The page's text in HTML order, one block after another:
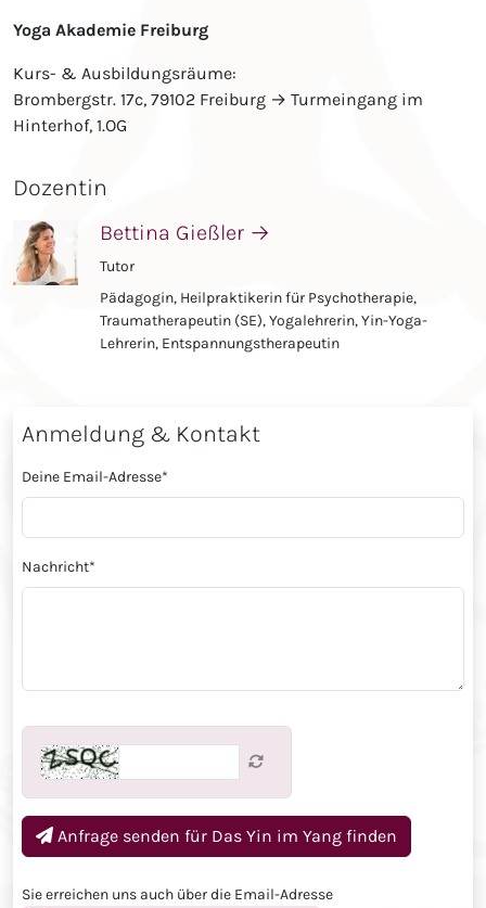
Yoga Akademie Freiburg
Kurs- & Ausbildungsräume:
Brombergstr. 17c, 79102 Freiburg → Turmeingang im
Hinterhof, 1.OG
Dozentin
Bettina Gießler →
Tutor
Pädagogin, Heilpraktikerin für Psychotherapie,
Traumatherapeutin (SE), Yogalehrerin, Yin-Yoga-
Lehrerin, Entspannungstherapeutin
Anmeldung & Kontakt
Deine Email-Adresse*
Nachricht*
Anfrage senden für Das Yin im Yang finden
Sie erreichen uns auch über die Email-Adresse